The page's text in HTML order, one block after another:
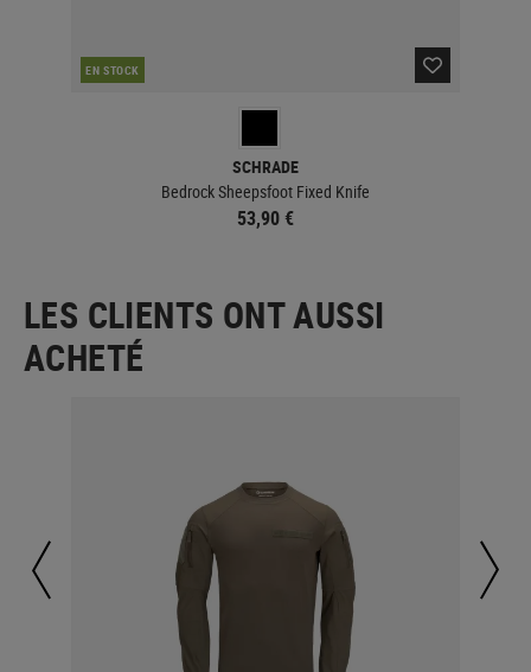
EN STOCK
SCHRADE
Bedrock Sheepsfoot Fixed Knife
53,90 €
LES CLIENTS ONT AUSSI
ACHETÉ